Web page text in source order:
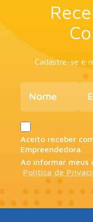
Cadastre-se e
Aceito receber
Empreendedora.
Ao informar meus
Política de